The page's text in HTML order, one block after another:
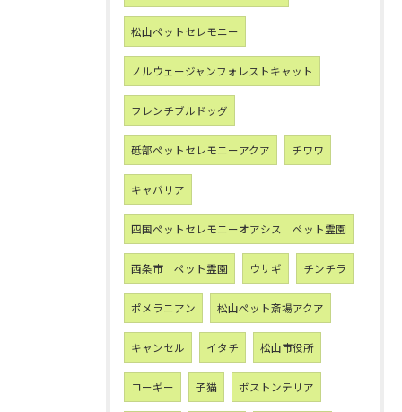
松山ペットセレモニー
ノルウェージャンフォレストキャット
フレンチブルドッグ
砥部ペットセレモニーアクア チワワ
キャバリア
四国ペットセレモニーオアシス ペット霊園
西条市 ペット霊園 ウサギ チンチラ
ポメラニアン 松山ペット斎場アクア
キャンセル イタチ 松山市役所
コーギー 子猫 ボストンテリア